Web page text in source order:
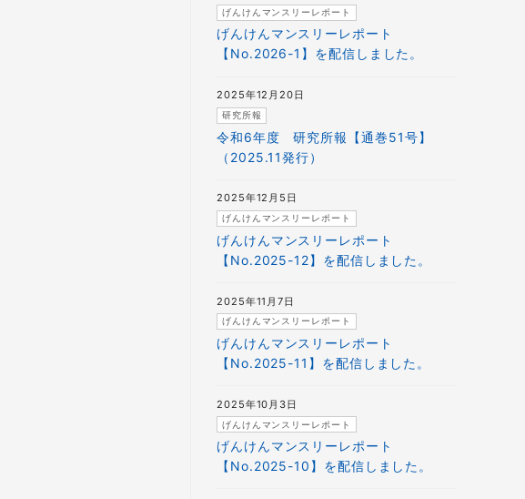
げんけんマンスリーレポート
【No.2026-1】を配信しました。
げんけんマンスリーレポート
令和6年度 研究所報【通巻51号】
（2025.11発行）
研究所報
2025年12月20日
げんけんマンスリーレポート
【No.2025-12】を配信しました。
げんけんマンスリーレポート
2025年12月5日
げんけんマンスリーレポート
【No.2025-11】を配信しました。
げんけんマンスリーレポート
2025年11月7日
げんけんマンスリーレポート
【No.2025-10】を配信しました。
げんけんマンスリーレポート
2025年10月3日